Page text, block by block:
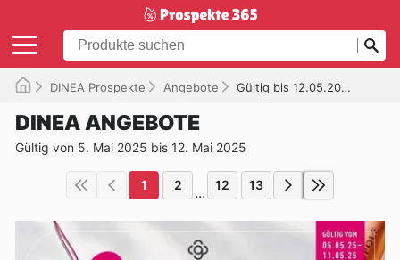
DINEA Prospekte Angebote Gültig bis 12.05.2025
DINEA ANGEBOTE
Gültig von 5. Mai 2025 bis 12. Mai 2025
1 2 ... 12 13